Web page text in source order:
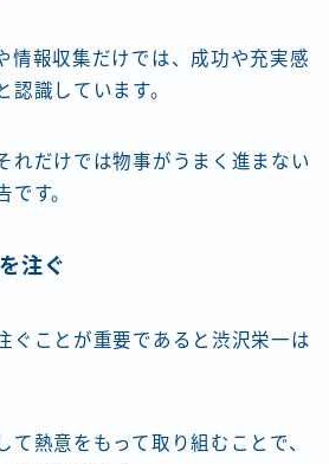
情報収集だけでは、成功や充実感
認識しています。
れだけでは物事がうまく進まない
です。
注ぐ
ぐことが重要であると渋沢栄一は
て熱意をもって取り組むことで、